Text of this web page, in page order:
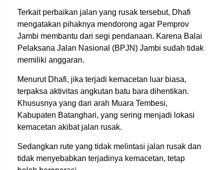
Terkait perbaikan jalan yang rusak tersebut, Dhafi
mengatakan pihaknya mendorong agar Pemprov
Jambi membantu dari segi pendanaan. Karena Balai
Pelaksana Jalan Nasional (BPJN) Jambi sudah tidak
memiliki anggaran.
Menurut Dhafi, jika terjadi kemacetan luar biasa,
terpaksa aktivitas angkutan batu bara dihentikan.
Khususnya yang dari arah Muara Tembesi,
Kabupaten Batanghari, yang sering menjadi lokasi
kemacetan akibat jalan rusak.
Sedangkan rute yang tidak melintasi jalan rusak dan
tidak menyebabkan terjadinya kemacetan, tetap